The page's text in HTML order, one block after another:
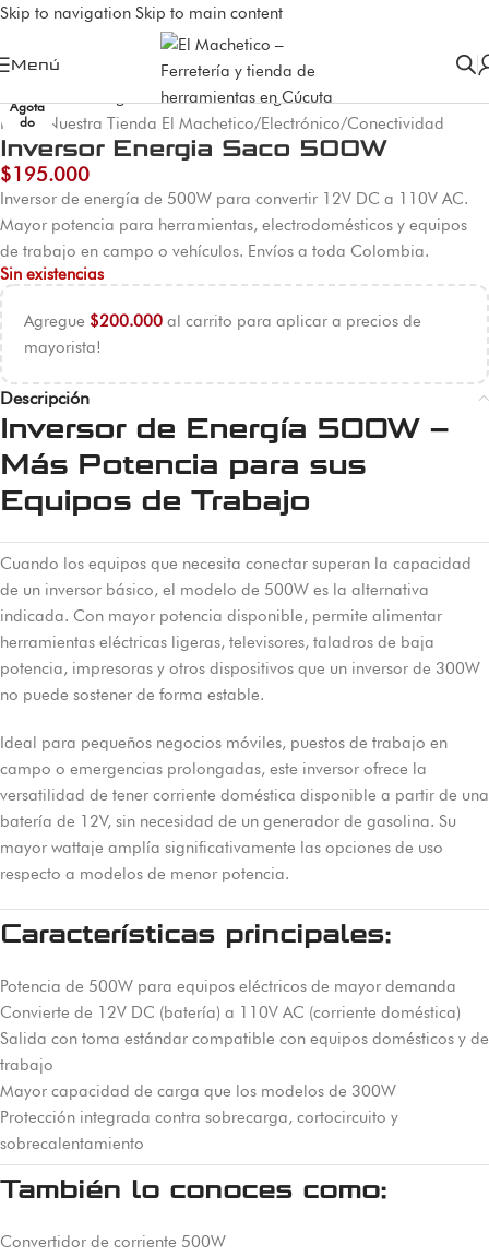
Skip to navigation Skip to main content
Menú
Agota
do
Inicio Nuestra Tienda El Machetico/Electrónico/Conectividad
Inversor Energia Saco 500W
$195.000
Inversor de energía de 500W para convertir 12V DC a 110V AC.
Mayor potencia para herramientas, electrodomésticos y equipos
de trabajo en campo o vehículos. Envíos a toda Colombia.
Sin existencias
Agregue $200.000 al carrito para aplicar a precios de
mayorista!
Descripción
Inversor de Energía 500W –
Más Potencia para sus
Equipos de Trabajo
Cuando los equipos que necesita conectar superan la capacidad
de un inversor básico, el modelo de 500W es la alternativa
indicada. Con mayor potencia disponible, permite alimentar
herramientas eléctricas ligeras, televisores, taladros de baja
potencia, impresoras y otros dispositivos que un inversor de 300W
no puede sostener de forma estable.
Ideal para pequeños negocios móviles, puestos de trabajo en
campo o emergencias prolongadas, este inversor ofrece la
versatilidad de tener corriente doméstica disponible a partir de una
batería de 12V, sin necesidad de un generador de gasolina. Su
mayor wattaje amplía significativamente las opciones de uso
respecto a modelos de menor potencia.
Características principales:
Potencia de 500W para equipos eléctricos de mayor demanda
Convierte de 12V DC (batería) a 110V AC (corriente doméstica)
Salida con toma estándar compatible con equipos domésticos y de
trabajo
Mayor capacidad de carga que los modelos de 300W
Protección integrada contra sobrecarga, cortocircuito y
sobrecalentamiento
También lo conoces como:
Convertidor de corriente 500W